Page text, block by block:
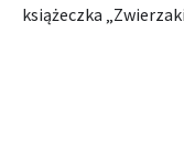
książeczka